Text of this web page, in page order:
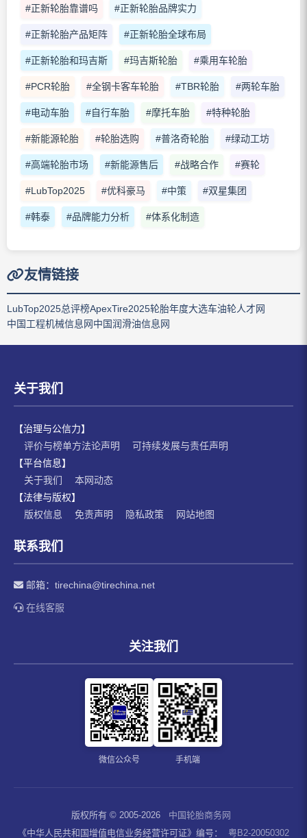
#正新轮胎靠谱吗 #正新轮胎品牌实力
#正新轮胎产品矩阵 #正新轮胎全球布局
#正新轮胎和玛吉斯 #玛吉斯轮胎 #乘用车轮胎
#PCR轮胎 #全钢卡客车轮胎 #TBR轮胎 #两轮车胎
#电动车胎 #自行车胎 #摩托车胎 #特种轮胎
#新能源轮胎 #轮胎选购 #普洛奇轮胎 #绿动工坊
#高端轮胎市场 #新能源售后 #战略合作 #赛轮
#LubTop2025 #优科豪马 #中策 #双星集团
#韩泰 #品牌能力分析 #体系化制造
友情链接
LubTop2025总评榜ApexTire2025轮胎年度大选车油轮人才网
中国工程机械信息网中国润滑油信息网
关于我们
【治理与公信力】
评价与榜单方法论声明
可持续发展与责任声明
【平台信息】
关于我们
本网动态
【法律与版权】
版权信息
免责声明 隐私政策 网站地图
联系我们
邮箱： tirechina@tirechina.net
在线客服
关注我们
微信公众号 手机端
版权所有 © 2005-2026
中国轮胎商务网
《中华人民共和国增值电信业务经营许可证》编号：
粤B2-20050302